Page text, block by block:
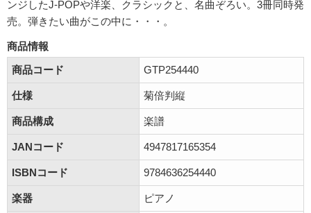
ンジしたJ-POPや洋楽、クラシックと、名曲ぞろい。3冊同時発
売。弾きたい曲がこの中に・・・。
商品情報
商品コード
GTP254440
仕様 菊倍判縦
商品構成 楽譜
JANコード 4947817165354
ISBNコード 9784636254440
楽器 ピアノ